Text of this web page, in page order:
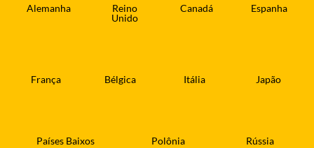
Alemanha
Reino
Unido
Canadá Espanha
França Bélgica Itália Japão
Países Baixos Polônia Rússia